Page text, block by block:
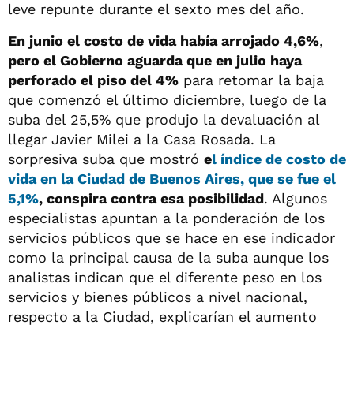
leve repunte durante el sexto mes del año.
En junio el costo de vida había arrojado 4,6%,
pero el Gobierno aguarda que en julio haya
perforado el piso del 4% para retomar la baja
que comenzó el último diciembre, luego de la
suba del 25,5% que produjo la devaluación al
llegar Javier Milei a la Casa Rosada. La
sorpresiva suba que mostró el índice de costo de
vida en la Ciudad de Buenos Aires, que se fue el
5,1%, conspira contra esa posibilidad. Algunos
especialistas apuntan a la ponderación de los
servicios públicos que se hace en ese indicador
como la principal causa de la suba aunque los
analistas indican que el diferente peso en los
servicios y bienes públicos a nivel nacional,
respecto a la Ciudad, explicarían el aumento